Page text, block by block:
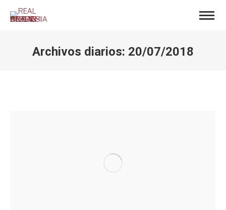
Archivos diarios: 20/07/2018